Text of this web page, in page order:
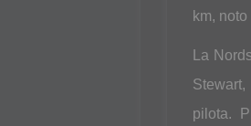
km,
La
pilota.